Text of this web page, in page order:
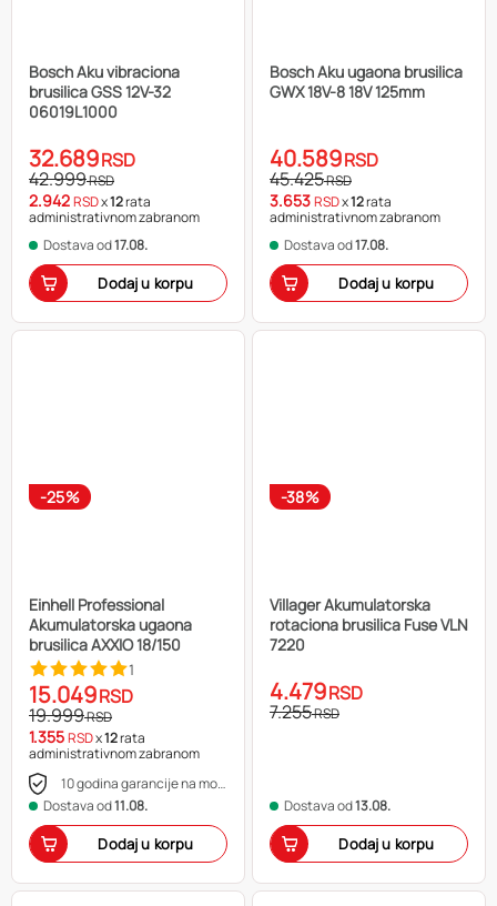
Bosch Aku vibraciona
brusilica GSS 12V-32
06019L1000
32.689RSD
42.999RSD
2.942RSDx12rata
administrativnom zabranom
Dostava od17.08.
Dodaj u korpu
Bosch Aku ugaona brusilica
GWX 18V-8 18V 125mm
40.589RSD
45.425RSD
3.653RSDx12rata
administrativnom zabranom
Dostava od17.08.
Dodaj u korpu
-25%
Einhell Professional
Akumulatorska ugaona
brusilica AXXIO 18/150
1
15.049RSD
19.999RSD
1.355RSDx12rata
administrativnom zabranom
10 godina garancije na motor
Dostava od11.08.
Dodaj u korpu
-38%
Villager Akumulatorska
rotaciona brusilica Fuse VLN
7220
4.479RSD
7.255RSD
Dostava od13.08.
Dodaj u korpu